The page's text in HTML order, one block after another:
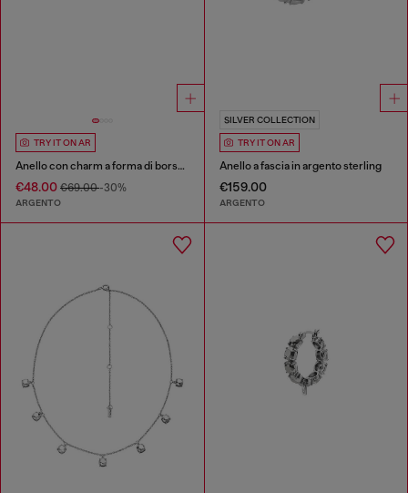
TRY IT ON AR
Anello con charm a forma di borsa 1DR in acciaio
€48.00 €69.00-30%
ARGENTO
SILVER COLLECTION
TRY IT ON AR
Anello a fascia in argento sterling
€159.00
ARGENTO